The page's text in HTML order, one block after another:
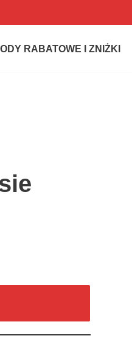
RABATOWE I ZNIŻKI